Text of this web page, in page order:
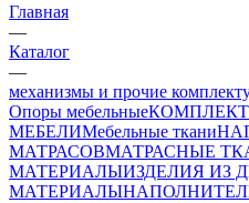
Главная
—
Каталог
—
механизмы и прочие
Опоры мебельные
МЕБЕЛИМебельные ткани
МАТРАСОВМАТРАСНЫЕ
МАТЕРИАЛЫИЗДЕЛИЯ ИЗ
МАТЕРИАЛЫ